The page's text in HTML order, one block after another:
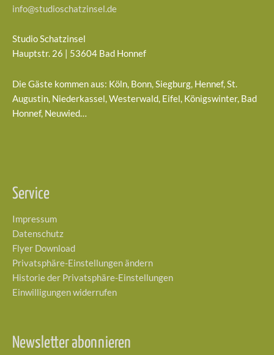
info@studioschatzinsel.de
Studio Schatzinsel
Hauptstr. 26 | 53604 Bad Honnef
Die Gäste kommen aus: Köln, Bonn, Siegburg, Hennef, St.
Augustin, Niederkassel, Westerwald, Eifel, Königswinter, Bad
Honnef, Neuwied…
Service
Impressum
Datenschutz
Flyer Download
Privatsphäre-Einstellungen ändern
Historie der Privatsphäre-Einstellungen
Einwilligungen widerrufen
Newsletter abonnieren